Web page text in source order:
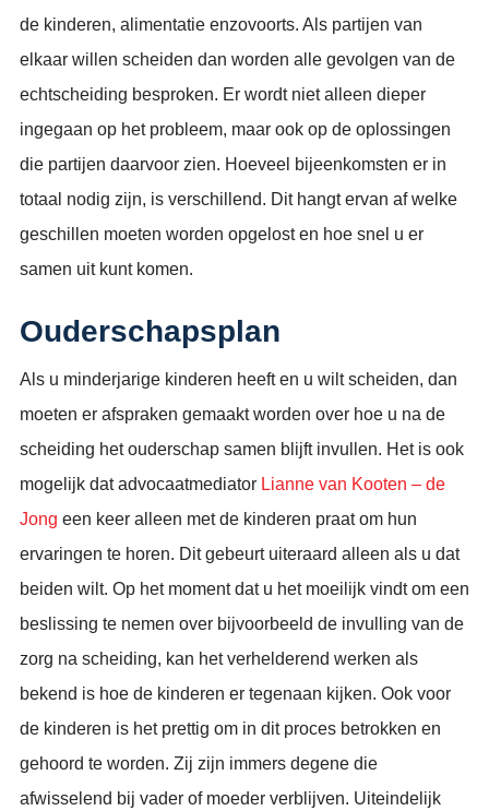
de kinderen, alimentatie enzovoorts. Als partijen van
elkaar willen scheiden dan worden alle gevolgen van de
echtscheiding besproken. Er wordt niet alleen dieper
ingegaan op het probleem, maar ook op de oplossingen
die partijen daarvoor zien. Hoeveel bijeenkomsten er in
totaal nodig zijn, is verschillend. Dit hangt ervan af welke
geschillen moeten worden opgelost en hoe snel u er
samen uit kunt komen.
Ouderschapsplan
Als u minderjarige kinderen heeft en u wilt scheiden, dan
moeten er afspraken gemaakt worden over hoe u na de
scheiding het ouderschap samen blijft invullen. Het is ook
mogelijk dat advocaatmediator Lianne van Kooten – de
Jong een keer alleen met de kinderen praat om hun
ervaringen te horen. Dit gebeurt uiteraard alleen als u dat
beiden wilt. Op het moment dat u het moeilijk vindt om een
beslissing te nemen over bijvoorbeeld de invulling van de
zorg na scheiding, kan het verhelderend werken als
bekend is hoe de kinderen er tegenaan kijken. Ook voor
de kinderen is het prettig om in dit proces betrokken en
gehoord te worden. Zij zijn immers degene die
afwisselend bij vader of moeder verblijven. Uiteindelijk